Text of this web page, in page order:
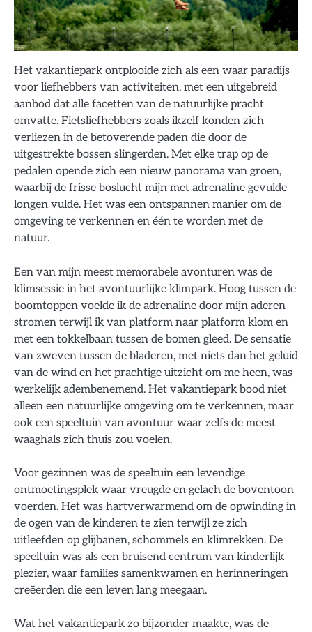
Het vakantiepark ontplooide zich als een waar paradijs
voor liefhebbers van activiteiten, met een uitgebreid
aanbod dat alle facetten van de natuurlijke pracht
omvatte. Fietsliefhebbers zoals ikzelf konden zich
verliezen in de betoverende paden die door de
uitgestrekte bossen slingerden. Met elke trap op de
pedalen opende zich een nieuw panorama van groen,
waarbij de frisse boslucht mijn met adrenaline gevulde
longen vulde. Het was een ontspannen manier om de
omgeving te verkennen en één te worden met de
natuur.
Een van mijn meest memorabele avonturen was de
klimsessie in het avontuurlijke klimpark. Hoog tussen de
boomtoppen voelde ik de adrenaline door mijn aderen
stromen terwijl ik van platform naar platform klom en
met een tokkelbaan tussen de bomen gleed. De sensatie
van zweven tussen de bladeren, met niets dan het geluid
van de wind en het prachtige uitzicht om me heen, was
werkelijk adembenemend. Het vakantiepark bood niet
alleen een natuurlijke omgeving om te verkennen, maar
ook een speeltuin van avontuur waar zelfs de meest
waaghals zich thuis zou voelen.
Voor gezinnen was de speeltuin een levendige
ontmoetingsplek waar vreugde en gelach de boventoon
voerden. Het was hartverwarmend om de opwinding in
de ogen van de kinderen te zien terwijl ze zich
uitleefden op glijbanen, schommels en klimrekken. De
speeltuin was als een bruisend centrum van kinderlijk
plezier, waar families samenkwamen en herinneringen
creëerden die een leven lang meegaan.
Wat het vakantiepark zo bijzonder maakte, was de